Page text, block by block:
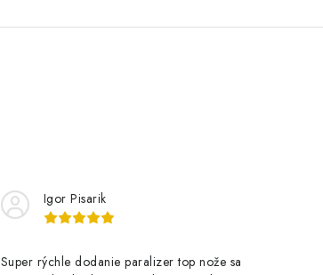
Igor Pisarik
Super rýchle dodanie paralizer top nože sa